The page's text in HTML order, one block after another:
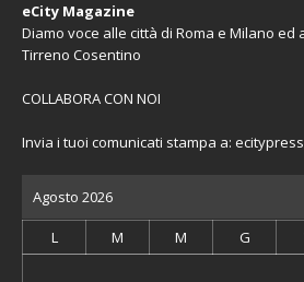
eCity Magazine
Diamo voce alle città di Roma e Milano ed
Tirreno Cosentino
COLLABORA CON NOI
Invia i tuoi comunicati stampa a:
Agosto 2026
L M M G